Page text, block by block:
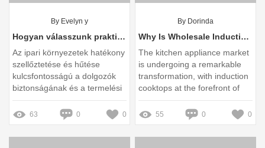
By Evelyn y
Hogyan válasszunk praktikus és hatékony ipari elektromos ventilátort?
Az ipari környezetek hatékony
szellőztetése és hűtése
kulcsfontosságú a dolgozók
biztonságának és a termelési
folyamatok
zökkenőmentességének
biztosítása érdekében
63 0 0
By Dorinda
Why Is Wholesale Induction Cooktop Demand Rising?
The kitchen appliance market
is undergoing a remarkable
transformation, with induction
cooktops at the forefront of
this change
55 0 0